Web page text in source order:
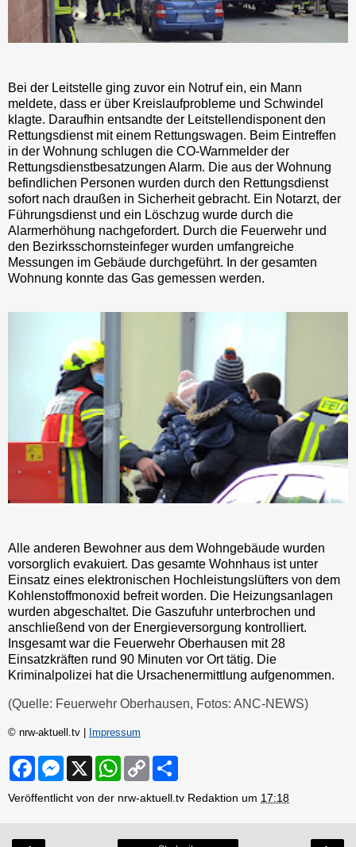
Bei der Leitstelle ging zuvor ein Notruf ein, ein Mann
meldete, dass er über Kreislaufprobleme und Schwindel
klagte. Daraufhin entsandte der Leitstellendisponent den
Rettungsdienst mit einem Rettungswagen. Beim Eintreffen
in der Wohnung schlugen die CO-Warnmelder der
Rettungsdienstbesatzungen Alarm. Die aus der Wohnung
befindlichen Personen wurden durch den Rettungsdienst
sofort nach draußen in Sicherheit gebracht. Ein Notarzt, der
Führungsdienst und ein Löschzug wurde durch die
Alarmerhöhung nachgefordert. Durch die Feuerwehr und
den Bezirksschornsteinfeger wurden umfangreiche
Messungen im Gebäude durchgeführt. In der gesamten
Wohnung konnte das Gas gemessen werden.
Alle anderen Bewohner aus dem Wohngebäude wurden
vorsorglich evakuiert. Das gesamte Wohnhaus ist unter
Einsatz eines elektronischen Hochleistungslüfters von dem
Kohlenstoffmonoxid befreit worden. Die Heizungsanlagen
wurden abgeschaltet. Die Gaszufuhr unterbrochen und
anschließend von der Energieversorgung kontrolliert.
Insgesamt war die Feuerwehr Oberhausen mit 28
Einsatzkräften rund 90 Minuten vor Ort tätig. Die
Kriminalpolizei hat die Ursachenermittlung aufgenommen.
(Quelle: Feuerwehr Oberhausen, Fotos: ANC-NEWS)
© nrw-aktuell.tv | Impressum
F
e
o
M
s
X
W
t
p
C
y
n
r
Veröffentlicht von der nrw-aktuell.tv Redaktion um 17:18